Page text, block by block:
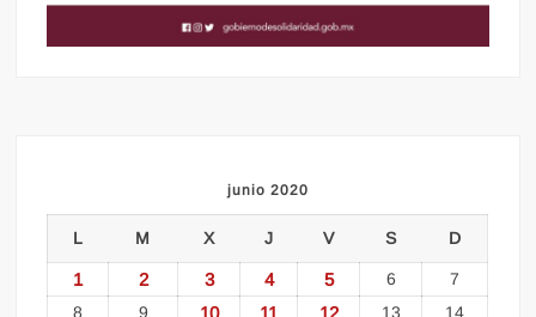
junio 2020
L M X J V S D
1 2 3 4 5 6
7
8
9 13 14